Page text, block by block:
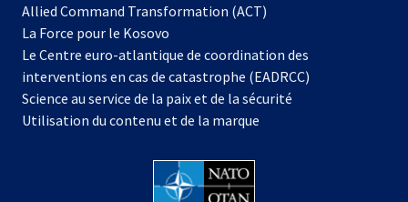
dans
nouvel
onglet
Allied Command Transformation (ACT)
La Force pour le Kosovo
dans
un
nouvel
onglet
Le Centre euro-atlantique de coordination des
interventions en cas de catastrophe (EADRCC)
Science au service de la paix et de la sécurité
Utilisation du contenu et de la marque